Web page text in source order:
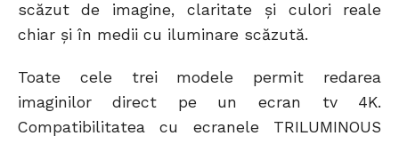
scăzut de imagine, claritate și culori reale
chiar și în medii cu iluminare scăzută.
Toate cele trei modele permit redarea
imaginilor direct pe un ecran tv 4K.
Compatibilitatea cu ecranele TRILUMINOUS